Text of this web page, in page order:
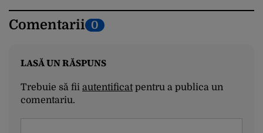
Comentarii 0
LASĂ UN RĂSPUNS
Trebuie să fii autentificatpentru a publica un
comentariu.